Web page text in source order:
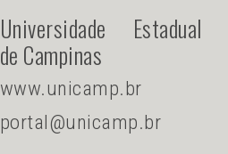
Universidade Estadual
de Campinas
www.unicamp.br
portal@unicamp.br